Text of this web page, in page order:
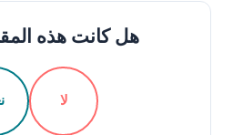
هل كانت هذه
لا